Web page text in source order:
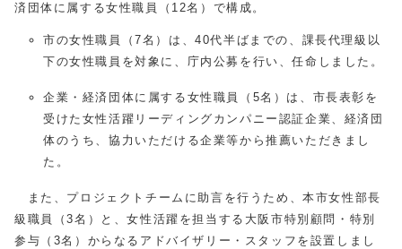
済団体に属する女性職員（12名）で構成。
市の女性職員（7名）は、40代半ばまでの、課長代理級以
下の女性職員を対象に、庁内公募を行い、任命しました。
企業・経済団体に属する女性職員（5名）は、市長表彰を
受けた女性活躍リーディングカンパニー認証企業、経済団
体のうち、協力いただける企業等から推薦いただきまし
た。
また、プロジェクトチームに助言を行うため、本市女性部長
級職員（3名）と、女性活躍を担当する大阪市特別顧問・特別
参与（3名）からなるアドバイザリー・スタッフを設置しまし